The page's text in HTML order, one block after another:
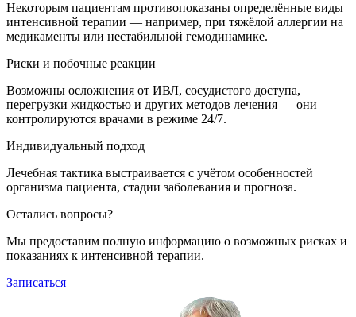
Некоторым пациентам противопоказаны определённые виды
интенсивной терапии — например, при тяжёлой аллергии на
медикаменты или нестабильной гемодинамике.
Риски и побочные реакции
Возможны осложнения от ИВЛ, сосудистого доступа,
перегрузки жидкостью и других методов лечения — они
контролируются врачами в режиме 24/7.
Индивидуальный подход
Лечебная тактика выстраивается с учётом особенностей
организма пациента, стадии заболевания и прогноза.
Остались вопросы?
Мы предоставим полную информацию о возможных рисках и
показаниях к интенсивной терапии.
Записаться